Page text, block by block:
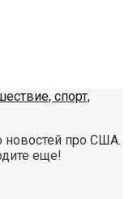
новостей про США.
еще!